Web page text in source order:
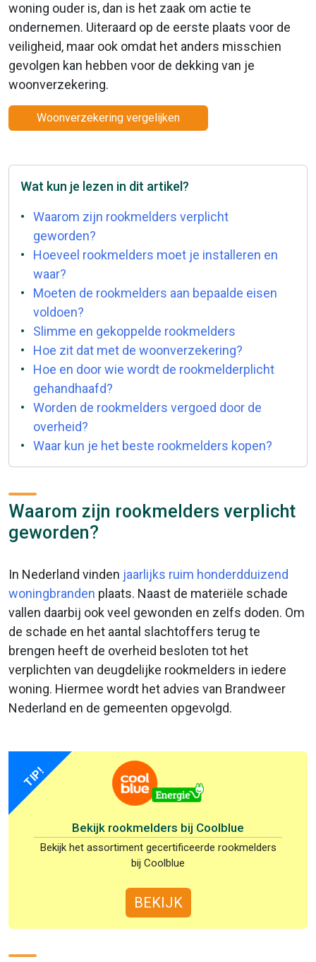
woning ouder is, dan is het zaak om actie te
ondernemen. Uiteraard op de eerste plaats voor de
veiligheid, maar ook omdat het anders misschien
gevolgen kan hebben voor de dekking van je
woonverzekering.
Woonverzekering vergelijken
Wat kun je lezen in dit artikel?
Waarom zijn rookmelders verplicht
geworden?
Hoeveel rookmelders moet je installeren en
waar?
Moeten de rookmelders aan bepaalde eisen
voldoen?
Slimme en gekoppelde rookmelders
Hoe zit dat met de woonverzekering?
Hoe en door wie wordt de rookmelderplicht
gehandhaafd?
Worden de rookmelders vergoed door de
overheid?
Waar kun je het beste rookmelders kopen?
Waarom zijn rookmelders verplicht
geworden?
In Nederland vinden jaarlijks ruim honderdduizend
woningbranden plaats. Naast de materiële schade
vallen daarbij ook veel gewonden en zelfs doden. Om
de schade en het aantal slachtoffers terug te
brengen heeft de overheid besloten tot het
verplichten van deugdelijke rookmelders in iedere
woning. Hiermee wordt het advies van Brandweer
Nederland en de gemeenten opgevolgd.
Bekijk rookmelders bij Coolblue
Bekijk het assortiment gecertificeerde rookmelders
bij Coolblue
BEKIJK
TIP!